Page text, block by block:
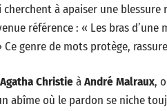
à apaiser une
référence : « Les bras
genre de mots protège,
Agatha ChristieàAndré Malraux,
abîme où le pardon se niche